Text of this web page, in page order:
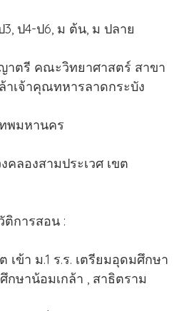
ป4-ป6, ม ต้น, ม ปลาย
รี คณะวิทยาศาสตร์ สาขา
าเจ้าคุณทหารลาดกระบัง
หานคร
ลองสามประเวศ เขต
การสอน :
ข้า ม.1 ร.ร. เตรียมอุดมศึกษา
ษาน้อมเกล้า , สาธิตราม